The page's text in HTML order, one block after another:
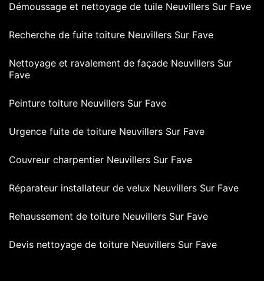
Démoussage et nettoyage de tuile Neuvillers Sur Fave
Recherche de fuite toiture Neuvillers Sur Fave
Nettoyage et ravalement de façade Neuvillers Sur
Fave
Peinture toiture Neuvillers Sur Fave
Urgence fuite de toiture Neuvillers Sur Fave
Couvreur charpentier Neuvillers Sur Fave
Réparateur installateur de velux Neuvillers Sur Fave
Rehaussement de toiture Neuvillers Sur Fave
Devis nettoyage de toiture Neuvillers Sur Fave